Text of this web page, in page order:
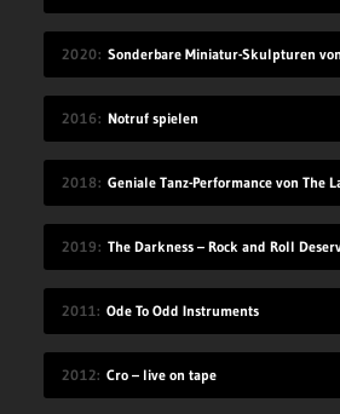
2020
2016 Notruf spielen
2018 Geniale Tanz-Performance von The
2019 The Darkness – Rock and Roll
2011 Ode To Odd Instruments
2012 Cro – live on tape